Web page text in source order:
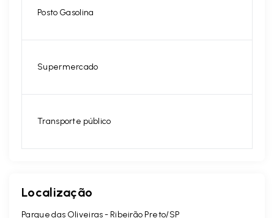
Posto Gasolina
Supermercado
Transporte público
Localização
Parque das Oliveiras - Ribeirão Preto/SP